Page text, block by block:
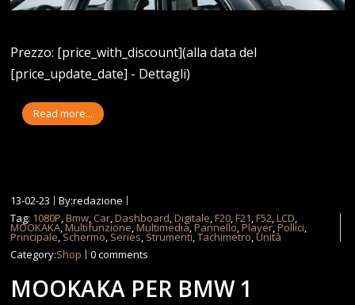
Prezzo: [price_with_discount](alla data del
[price_update_date] - Dettagli)
Read more...
13-02-23
By:redazione
Tag: 1080P ,Bmw Car ,Dashboard ,Digitale ,F20 ,F21 ,F52 ,LCD
MOOKAKA,Multifunzione ,Multimedia ,Pannello ,Player,Pollici
Principale ,Schermo Series Strumenti ,Tachimetro ,Unità
Category:Shop 0 comments
MOOKAKA PER BMW 1